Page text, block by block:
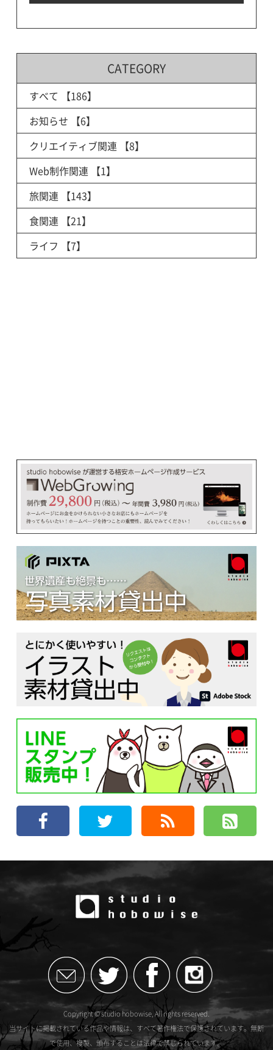
CATEGORY
すべて 【186】
お知らせ 【6】
クリエイティブ関連 【8】
Web制作関連 【1】
旅関連 【143】
食関連 【21】
ライフ 【7】
Copyright © studio hobowise, All rights reserved.
当サイトに掲載されている作品や情報は、すべて著作権法で保護されています。無断
で使用、複製、頒布することは法律で禁じられています。